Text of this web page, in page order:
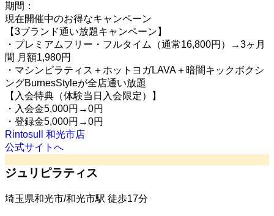
期間：
現在開催中のお得なキャンペーン
【3ブランド通い放題キャンペーン】
・プレミアムフリー・フルタイム（通常16,800円）→3ヶ月
間 月額1,980円
・マシンピラティス＋ホットヨガLAVA＋暗闇キックボクシ
ングBurnesStyleが全店通い放題
【入会特典（体験当日入会限定）】
・入会金5,000円→0円
・登録金5,000円→0円
Rintosull 和光市店
公式サイトへ
ジュリピラティス
埼玉県和光市/和光市駅 徒歩17分